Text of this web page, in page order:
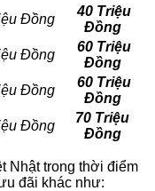
Đồng
40 Triệu
Đồng
Đồng
60 Triệu
Đồng
Đồng
60 Triệu
Đồng
Đồng
70 Triệu
Đồng
Nhật trong thời điểm
đãi khác như: